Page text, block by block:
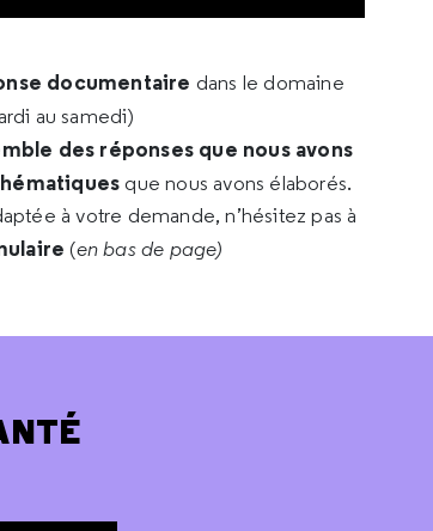
documentaire dans le domaine
au samedi)
des réponses que nous avons
que nous avons élaborés.
à votre demande, n’hésitez pas à
(en bas de page)